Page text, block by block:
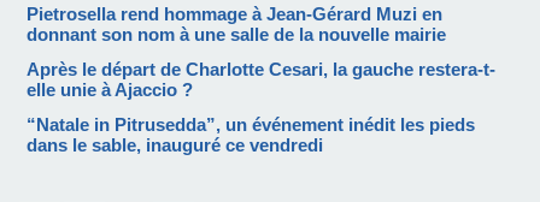
Pietrosella rend hommage à Jean-Gérard Muzi en
donnant son nom à une salle de la nouvelle mairie
Après le départ de Charlotte Cesari, la gauche restera-t-
elle unie à Ajaccio ?
“Natale in Pitrusedda”, un événement inédit les pieds
dans le sable, inauguré ce vendredi